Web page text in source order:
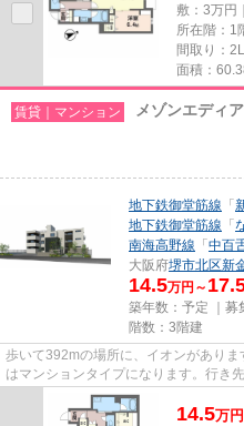
敷：3万円
所在階：1
間取り：
面積：
賃貸｜マンション メゾンエディ
地下鉄御堂筋線 「
地下鉄御堂筋線 「
南海高野線 「 中百
大阪府堺市北区新
14.5万円～
築年数：予定 ｜募
階数：3階建
歩いて392mの場所に、イオンがあり
はマンションタイプになります。行き
ションです。できるだけ早めに...
14.5万円